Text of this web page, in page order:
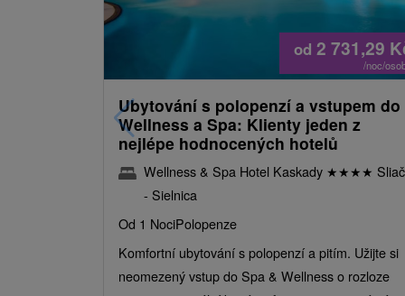
od 2 731,29
/noc/
Ubytování s polopenzí a vstupem do
Wellness a Spa: Klienty jeden z
nejlépe hodnocených hotelů
Wellness & Spa Hotel Kaskady ★★★★ Sliač
- Sielnica
Od 1 NociPolopenze
Komfortní ubytování s polopenzí a pitím. Užijte si
neomezený vstup do Spa & Wellness o rozloze